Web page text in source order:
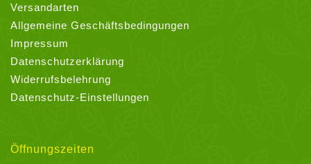
Versandarten
Allgemeine Geschäftsbedingungen
Impressum
Datenschutzerklärung
Widerrufsbelehrung
Datenschutz-Einstellungen
Öffnungszeiten